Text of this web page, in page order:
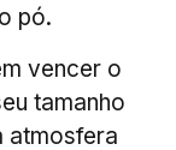
pó.
vencer o
tamanho
atmosfera